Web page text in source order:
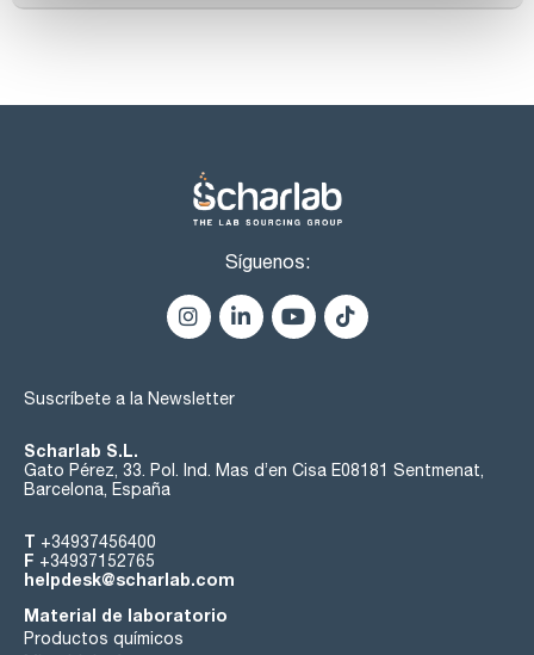
Síguenos:
Suscríbete a la Newsletter
Scharlab S.L.
Gato Pérez, 33. Pol. Ind. Mas d’en Cisa E08181 Sentmenat,
Barcelona, España
T +34937456400
F +34937152765
helpdesk@scharlab.com
Material de laboratorio
Productos químicos